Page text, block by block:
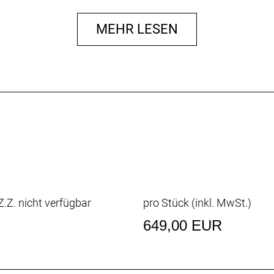
MEHR LESEN
nicht verfügbar pro Stück (inkl. MwSt.)
649,00 EUR